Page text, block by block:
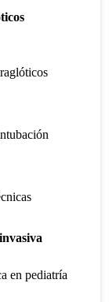
en pediatría